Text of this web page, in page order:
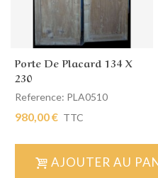
Porte De Placard 134 X
230
Reference: PLA0510
980,00 € TTC
AJOUTER AU